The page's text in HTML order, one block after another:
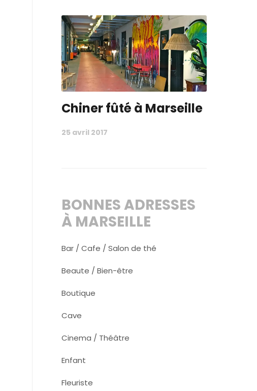
Chiner fûté à Marseille
25 avril 2017
BONNES ADRESSES
À MARSEILLE
Bar / Cafe / Salon de thé
Beaute / Bien-être
Boutique
Cave
Cinema / Théâtre
Enfant
Fleuriste